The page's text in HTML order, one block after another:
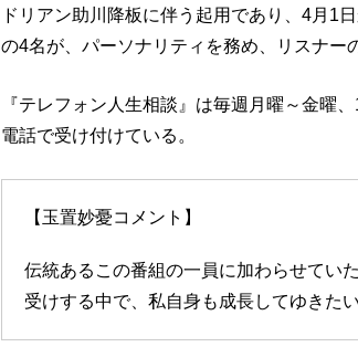
ドリアン助川降板に伴う起用であり、4月1
の4名が、パーソナリティを務め、リスナー
『テレフォン人生相談』は毎週月曜～金曜
電話で受け付けている。
【玉置妙憂コメント】
伝統あるこの番組の一員に加わらせてい
受けする中で、私自身も成長してゆきた